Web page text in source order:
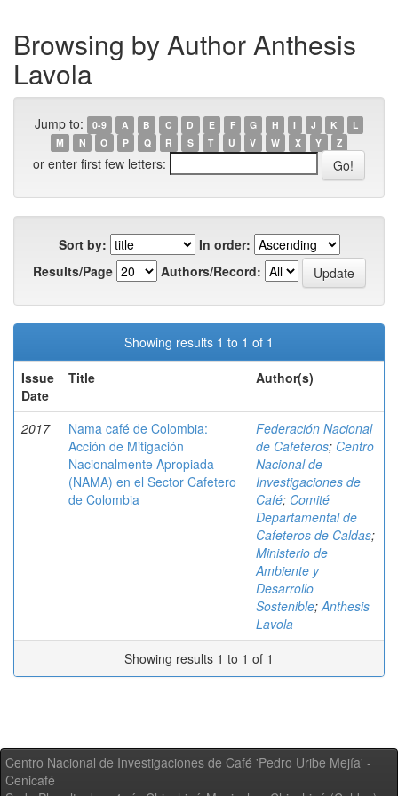
Browsing by Author Anthesis
Lavola
Jump to: 0-9 A B C D E F G H I J K
L
M
N O P Q R S T U V W X Y Z
or enter first few letters:
Sort by:
In order:
Results/Page
Authors/Record:
Showing results 1 to 1 of 1
Issue
Date
Title Author(s)
2017
Nama café de Colombia:
Acción de Mitigación
Nacionalmente Apropiada
(NAMA) en el Sector Cafetero
de Colombia
Federación Nacional
de Cafeteros; Centro
Nacional de
Investigaciones de
Café; Comité
Departamental de
Cafeteros de Caldas;
Ministerio de
Ambiente y
Desarrollo
Sostenible;Anthesis
Lavola
Showing results 1 to 1 of 1
Centro Nacional de Investigaciones de Café 'Pedro Uribe Mejía' -
Cenicafé